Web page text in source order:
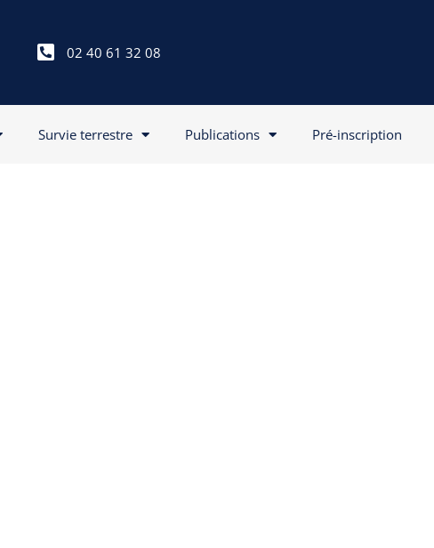
02 40 61 32 08
Survie terrestre Publications Pré-inscription